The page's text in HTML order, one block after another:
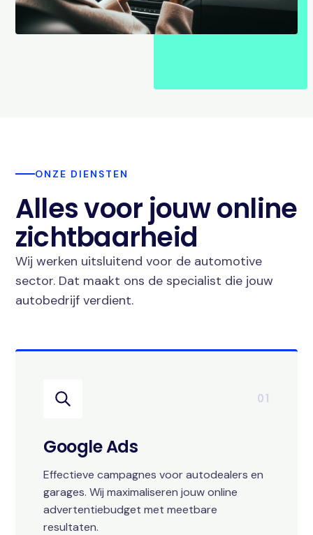
ONZE DIENSTEN
Alles voor jouw online
zichtbaarheid
Wij werken uitsluitend voor de automotive
sector. Dat maakt ons de specialist die jouw
autobedrijf verdient.
01
Google Ads
Effectieve campagnes voor autodealers en
garages. Wij maximaliseren jouw online
advertentiebudget met meetbare
resultaten.